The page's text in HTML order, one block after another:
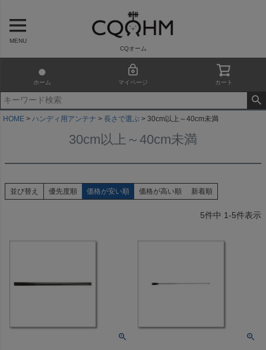
MENU
CQオーム
ホーム マイページ カート
HOME ハンディ用アンテナ 長さで選ぶ 30cm以上～40cm未満
30cm以上～40cm未満
並び替え 優先度順 価格が安い順 価格が高い順 新着順
5件中 1-5件表示